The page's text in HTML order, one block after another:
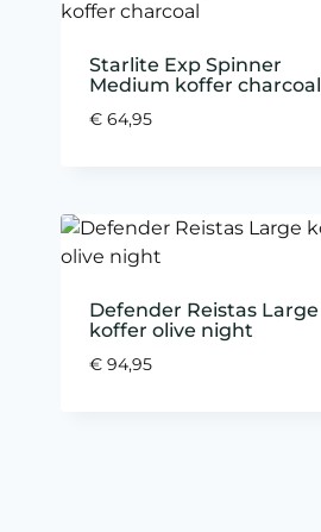
Starlite Exp Spinner
Medium koffer charcoal
€ 64,95
Defender Reistas Large
koffer olive night
€ 94,95